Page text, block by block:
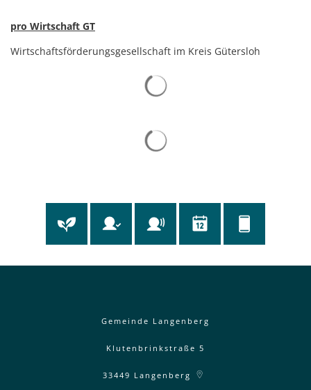
pro Wirtschaft GT
Wirtschaftsförderungsgesellschaft im Kreis Gütersloh
Gemeinde Langenberg
Klutenbrinkstraße 5
33449 Langenberg